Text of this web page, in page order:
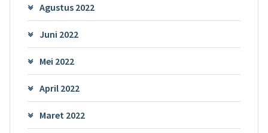
Agustus 2022
Juni 2022
Mei 2022
April 2022
Maret 2022